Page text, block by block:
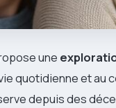
une
quotidienne et
depuis des